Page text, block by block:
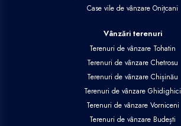
Case vile de vânzare Onițcani
Vânzări terenuri
Terenuri de vânzare Tohatin
Terenuri de vânzare Chetrosu
Terenuri de vânzare Chișinău
Terenuri de vânzare Ghidighici
Terenuri de vânzare Vorniceni
Terenuri de vânzare Budești